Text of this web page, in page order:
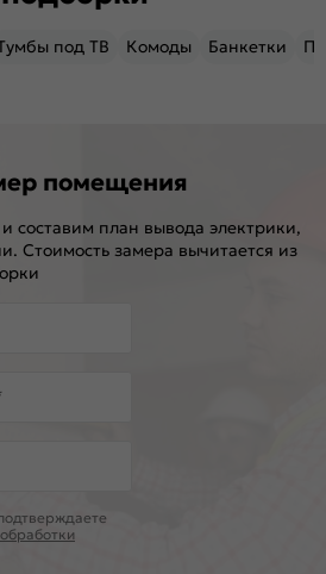
под ТВ Комоды Банкетки
помещения
составим план вывода электрики,
Стоимость замера вычитается из